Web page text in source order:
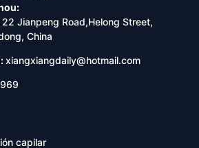
Jianpeng Road,Helong Street,
China
xiangxiangdaily@hotmail.com
capilar